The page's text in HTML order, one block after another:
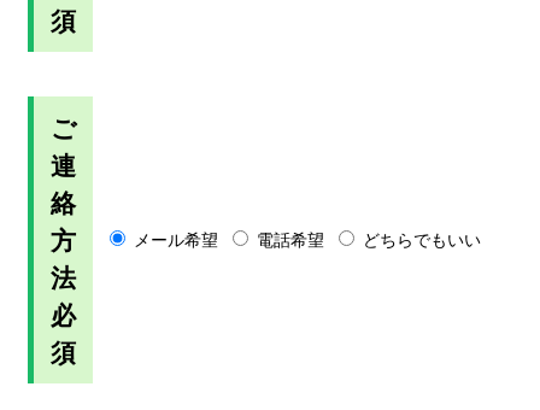
須
ご
連
絡
方
法
必
須
メール希望 電話希望 どちらでもいい